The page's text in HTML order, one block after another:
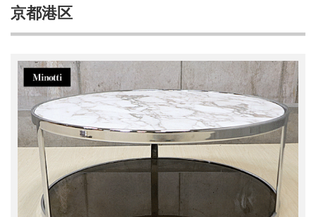
京都港区